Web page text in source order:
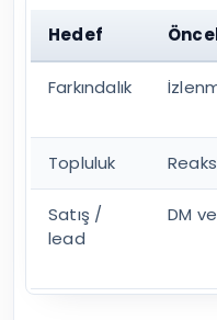
Hedef
Farkındalık
Topluluk
Satış /
lead
DM